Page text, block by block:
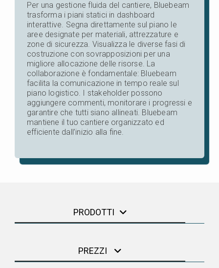
Per una gestione fluida del cantiere, Bluebeam
trasforma i piani statici in dashboard
interattive. Segna direttamente sul piano le
aree designate per materiali, attrezzature e
zone di sicurezza. Visualizza le diverse fasi di
costruzione con sovrapposizioni per una
migliore allocazione delle risorse. La
collaborazione è fondamentale: Bluebeam
facilita la comunicazione in tempo reale sul
piano logistico. I stakeholder possono
aggiungere commenti, monitorare i progressi e
garantire che tutti siano allineati. Bluebeam
mantiene il tuo cantiere organizzato ed
efficiente dall’inizio alla fine.
PRODOTTI
PREZZI